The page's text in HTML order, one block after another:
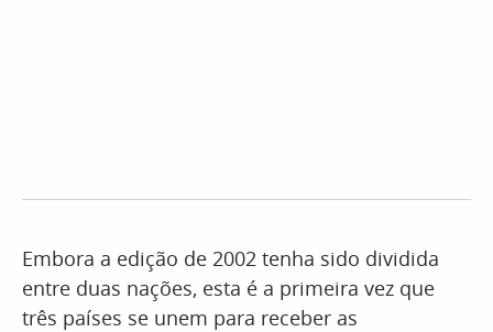
Embora a edição de 2002 tenha sido dividida
entre duas nações, esta é a primeira vez que
três países se unem para receber as